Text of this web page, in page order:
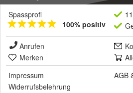
Spassprofi
100% positiv
Anrufen
Merken
Impressum
AGB
Widerrufsbelehrung